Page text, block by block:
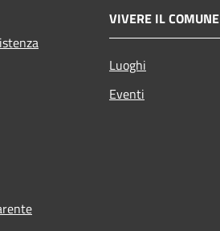
VIVERE IL COMUNE
Luoghi
Eventi